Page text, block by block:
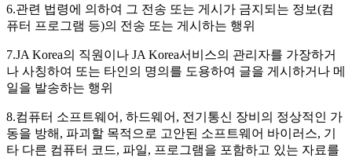
6.관련 법령에 의하여 그 전송 또는 게시가 금지되는 정보(컴
퓨터 프로그램 등)의 전송 또는 게시하는 행위
7.JA Korea의 직원이나 JA Korea서비스의 관리자를 가장하거
나 사칭하여 또는 타인의 명의를 도용하여 글을 게시하거나 메
일을 발송하는 행위
8.컴퓨터 소프트웨어, 하드웨어, 전기통신 장비의 정상적인 가
동을 방해, 파괴할 목적으로 고안된 소프트웨어 바이러스, 기
타 다른 컴퓨터 코드, 파일, 프로그램을 포함하고 있는 자료를